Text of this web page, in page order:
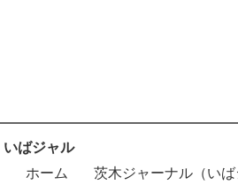
いばジャル
ホーム
茨木ジャーナル（い